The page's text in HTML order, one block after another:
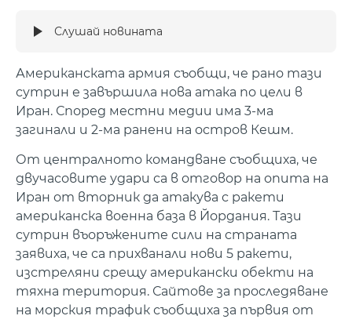
Слушай новината
Американската армия съобщи, че рано тази
сутрин е завършила нова атака по цели в
Иран. Според местни медии има 3-ма
загинали и 2-ма ранени на остров Кешм.
От централното командване съобщиха, че
двучасовите удари са в отговор на опита на
Иран от вторник да атакува с ракети
американска военна база в Йордания. Тази
сутрин въоръжените сили на страната
заявиха, че са прихванали нови 5 ракети,
изстреляни срещу американски обекти на
тяхна територия. Сайтове за проследяване
на морския трафик съобщиха за първия от